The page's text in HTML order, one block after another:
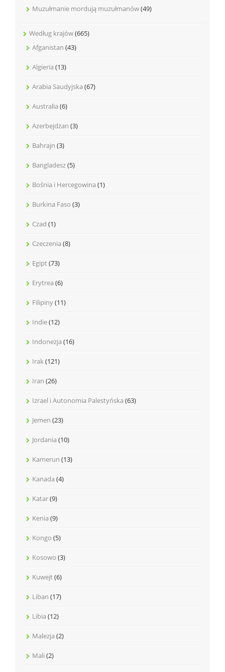
Muzułmanie mordują muzułmanów(49)
Według krajów(665)
Afganistan (43)
Algieria (13)
Arabia Saudyjska (67)
Australia (6)
Azerbejdżan (3)
Bahrajn (3)
Bangladesz(5)
Bośnia i Hercegowina (1)
Burkina Faso (3)
Czad (1)
Czeczenia (8)
Egipt(73)
Erytrea (6)
Filipiny(11)
Indie(12)
Indonezja (16)
Irak(121)
Iran (26)
Izrael i Autonomia Palestyńska (63)
Jemen (23)
Jordania (10)
Kamerun (13)
Kanada (4)
Katar(9)
Kenia (9)
Kongo (5)
Kosowo (3)
Kuwejt(6)
Liban (17)
Libia (12)
Malezja (2)
Mali (2)